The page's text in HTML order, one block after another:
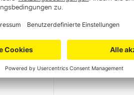
699,-